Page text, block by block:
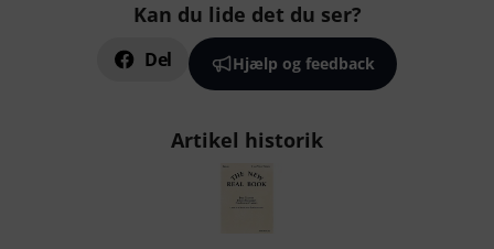
Kan du lide det du ser?
Del Hjælp og feedback
Artikel historik